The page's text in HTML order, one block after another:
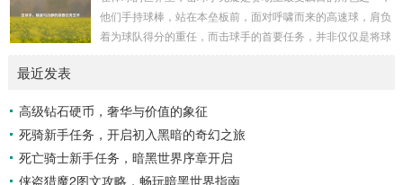
照耀下闪耀着刺眼的银光，仿佛是大自然赐予这片土地的皇
冠，而山脚下，则是一片郁郁葱葱的森林，森林里树木种类繁
多，高大的乔木遮天蔽日，阳光只能透过枝叶的缝隙...
他们手持球棒，站在本垒板前，面对呼啸而来的高速球，肩负
着为球队得分的重任，而击球手的首要任务，并非仅仅是将球
滑球，击球手需要在极短的时间内，准确判断球的速度、方向
和落点，然后调整自己的击球动作，这不仅要求击球手具备出
色的视力和反应能力,更需要大量的训练来培养对球...
最近发表
高级钻石硬币，奢华与价值的象征
死骑新手任务，开启初入黑暗的奇幻之旅
死亡骑士新手任务，暗黑世界序章开启
侠盗猎魔2图文攻略，畅玩暗黑世界指南